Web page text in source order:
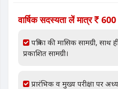
वार्षिक सदस्यता लें मात्र 600
पत्रिका की मासिक सामग्री,
प्रकाशित सामग्री।
प्रारंभिक व मुख्य परीक्षा पर